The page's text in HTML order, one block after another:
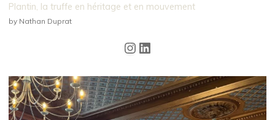
Plantin, la truffe en héritage et en mouvement
by Nathan Duprat
Instagram
LinkedIn